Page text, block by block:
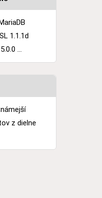
1.1.1d
...
z dielne